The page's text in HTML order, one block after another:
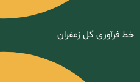
خط فرآوری گل زعفران